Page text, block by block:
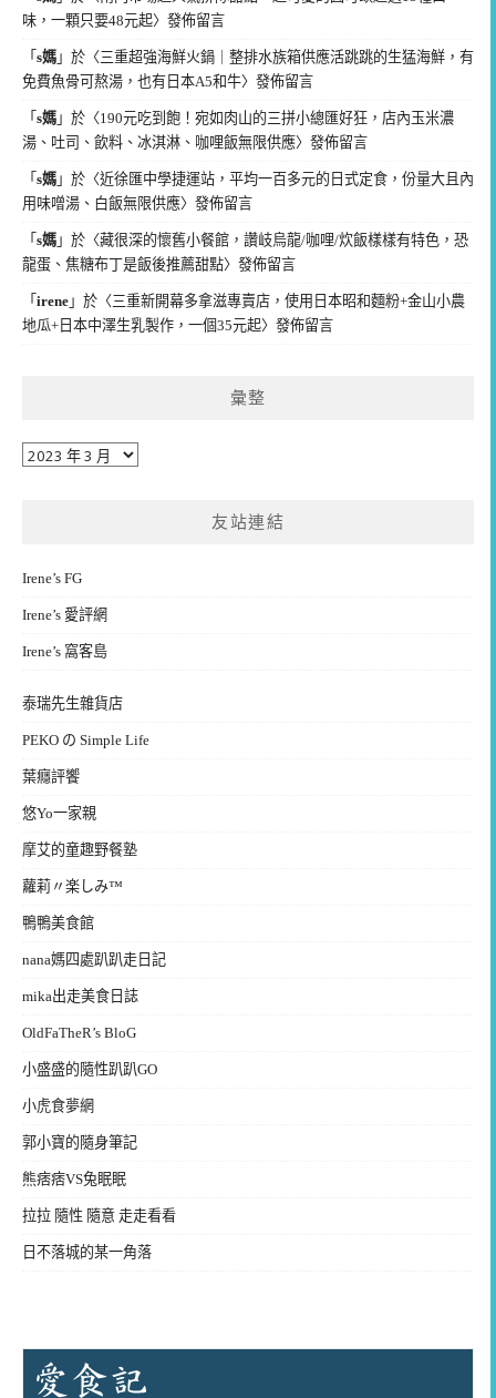
味，一顆只要48元起〉發佈留言
「 s媽 」於〈三重超強海鮮火鍋｜整排水族箱供應活跳跳的生猛海鮮，有
免費魚骨可熬湯，也有日本A5和牛〉發佈留言
「 s媽 」於〈190元吃到飽！宛如肉山的三拼小總匯好狂，店內玉米濃
湯、吐司、飲料、冰淇淋、咖哩飯無限供應〉發佈留言
「 s媽 」於〈近徐匯中學捷運站，平均一百多元的日式定食，份量大且內
用味噌湯、白飯無限供應〉發佈留言
「 s媽 」於〈藏很深的懷舊小餐館，讚岐烏龍/咖哩/炊飯樣樣有特色，恐
龍蛋、焦糖布丁是飯後推薦甜點〉發佈留言
「 irene 」於〈三重新開幕多拿滋專賣店，使用日本昭和麵粉+金山小農
地瓜+日本中澤生乳製作，一個35元起〉發佈留言
彙整
彙
友站連結
Irene’s FG
Irene’s 愛評網
Irene’s 窩客島
泰瑞先生雜貨店
PEKO の Simple Life
葉癮評饗
悠Yo一家親
摩艾的童趣野餐塾
蘿莉〃楽しみ™
鴨鴨美食館
nana媽四處趴趴走日記
mika出走美食日誌
OldFaTheR’s BloG
小盛盛的隨性趴趴GO
小虎食夢網
郭小寶的隨身筆記
熊痞痞VS兔眠眠
拉拉 隨性 隨意 走走看看
日不落城的某一角落